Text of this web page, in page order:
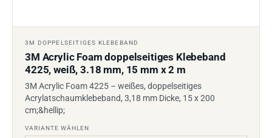
3M DOPPELSEITIGES KLEBEBAND
3M Acrylic Foam doppelseitiges Klebeband
4225, weiß, 3.18 mm, 15 mm x 2 m
3M Acrylic Foam 4225 – weißes, doppelseitiges
Acrylatschaumklebeband, 3,18 mm Dicke, 15 x 200
cm;&hellip;
VARIANTE WÄHLEN